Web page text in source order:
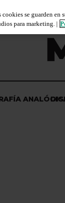
se guarden
para marketing. |